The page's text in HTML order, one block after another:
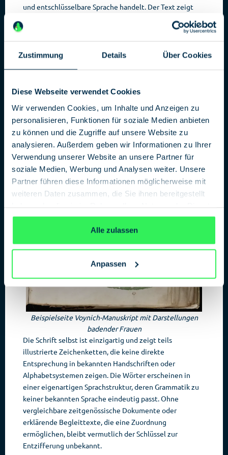
Zustimmung Details Über Cookies
Diese Webseite verwendet Cookies
Wir verwenden Cookies, um Inhalte und Anzeigen zu
personalisieren, Funktionen für soziale Medien anbieten
zu können und die Zugriffe auf unsere Website zu
analysieren. Außerdem geben wir Informationen zu Ihrer
Verwendung unserer Website an unsere Partner für
soziale Medien, Werbung und Analysen weiter. Unsere
Partner führen diese Informationen möglicherweise mit
weiteren Daten zusammen, die Sie ihnen bereitgestellt
gesammelt haben.Datenschutzerklärung
Alle zulassen
Anpassen
und entschlüsselbare Sprache handelt. Der Text zeigt
Muster, die auf syntaktische Strukturen hinweisen,
gleicht in vielen Aspekten Schriften natürlicher
Häufigkeit bestimmter Buchstaben,
Beispielseite Voynich-Manuskript mit Darstellungen
badender Frauen
Die Schrift selbst ist einzigartig und zeigt teils
illustrierte Zeichenketten, die keine direkte
Entsprechung in bekannten Handschriften oder
Alphabetsystemen zeigen. Die Wörter erscheinen in
einer eigenartigen Sprachstruktur, deren Grammatik zu
keiner bekannten Sprache eindeutig passt. Ohne
vergleichbare zeitgenössische Dokumente oder
erklärende Begleittexte, die eine Zuordnung
ermöglichen, bleibt vermutlich der Schlüssel zur
Entzifferung unbekannt.